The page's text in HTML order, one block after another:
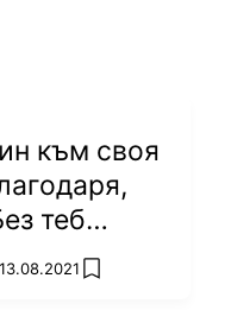
към своя
теб
add favorites